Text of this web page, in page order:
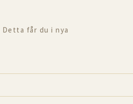
får du i nya